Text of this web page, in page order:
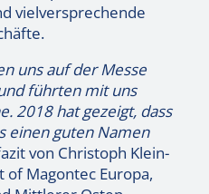
vielversprechende
uns auf der Messe
führten mit uns
2018 hat gezeigt, dass
einen guten Namen
von Christoph Klein-
of Magontec Europa,